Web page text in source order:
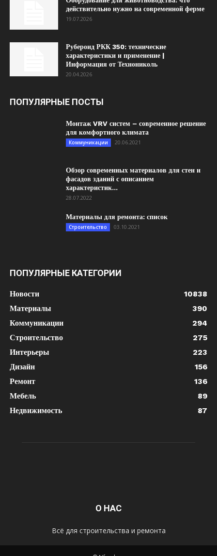
действительно нужно на современной ферме
19.07.2026
Рубероид РКК 350: технические
характеристики и применение |
Информация от Технониколь
20.04.2026
ПОПУЛЯРНЫЕ ПОСТЫ
Монтаж VRV систем – современное решение
для комфортного климата
Коммуникации 20.06.2021
Обзор современных материалов для стен и
фасадов зданий с описанием
характеристик...
28.07.2022
Материалы для ремонта: список
Строительство 03.10.2021
ПОПУЛЯРНЫЕ КАТЕГОРИИ
Новости
10838
Материалы
390
Коммуникации
294
Строительство
275
Интерьеры
223
Дизайн
156
Ремонт
136
Мебель
89
Недвижимость
87
О НАС
Всё для строительства и ремонта